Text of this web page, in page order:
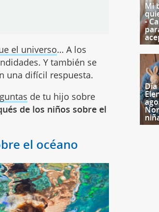
el universo… A los
Y también se
una difícil respuesta.
de tu hijo sobre
de los niños sobre el
el océano
Mi
-
Día